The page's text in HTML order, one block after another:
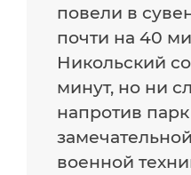
повели в
почти на 40
Никольский
минут, но ни
напротив парк
военной